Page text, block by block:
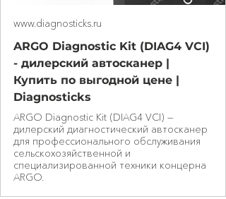
www.diagnosticks.ru
ARGO Diagnostic Kit (DIAG4 VCI)
- дилерский автосканер |
Купить по выгодной цене |
Diagnosticks
ARGO Diagnostic Kit (DIAG4 VCI) —
дилерский диагностический автосканер
для профессионального обслуживания
сельскохозяйственной и
специализированной техники концерна
ARGO.